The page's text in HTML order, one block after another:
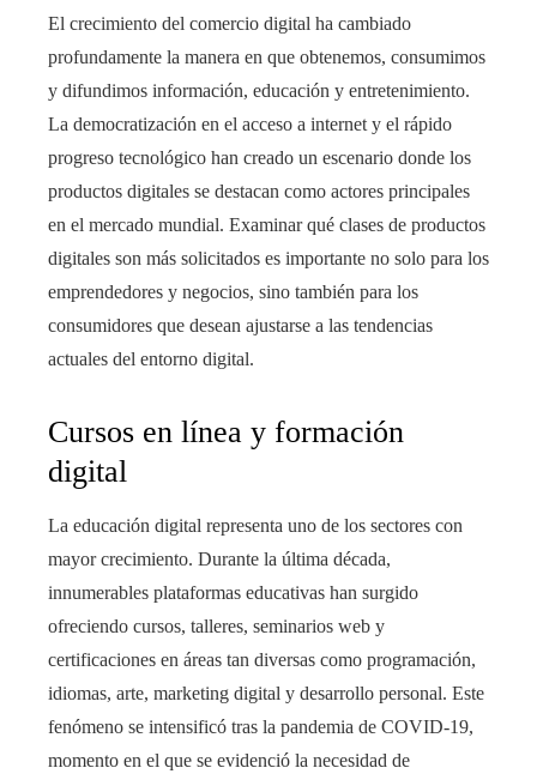
El crecimiento del comercio digital ha cambiado
profundamente la manera en que obtenemos, consumimos
y difundimos información, educación y entretenimiento.
La democratización en el acceso a internet y el rápido
progreso tecnológico han creado un escenario donde los
productos digitales se destacan como actores principales
en el mercado mundial. Examinar qué clases de productos
digitales son más solicitados es importante no solo para los
emprendedores y negocios, sino también para los
consumidores que desean ajustarse a las tendencias
actuales del entorno digital.
Cursos en línea y formación
digital
La educación digital representa uno de los sectores con
mayor crecimiento. Durante la última década,
innumerables plataformas educativas han surgido
ofreciendo cursos, talleres, seminarios web y
certificaciones en áreas tan diversas como programación,
idiomas, arte, marketing digital y desarrollo personal. Este
fenómeno se intensificó tras la pandemia de COVID-19,
momento en el que se evidenció la necesidad de